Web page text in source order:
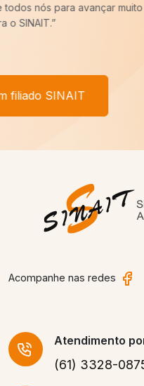
sempre pronto para
um recado,
COM VOCÊ
Quero ser um filiado
Acompanhe nas redes
Atendimento
(61) 3328-